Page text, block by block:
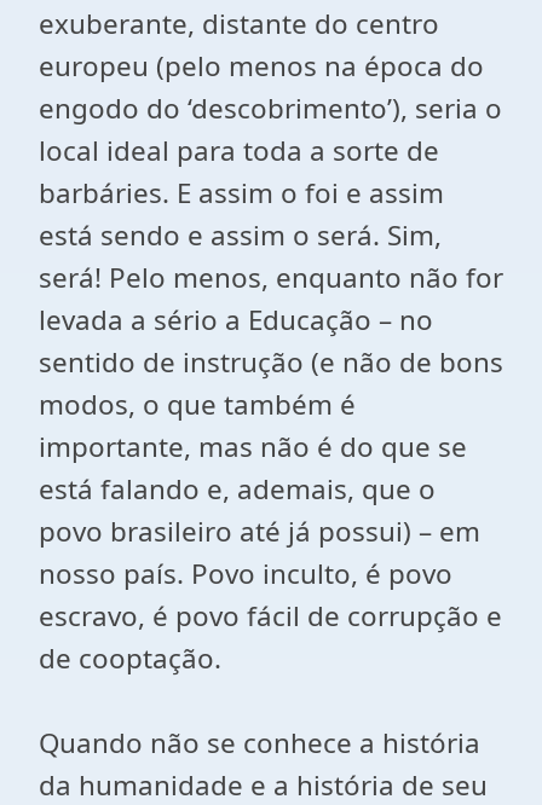
exuberante, distante do centro
europeu (pelo menos na época do
engodo do ‘descobrimento’), seria o
local ideal para toda a sorte de
barbáries. E assim o foi e assim
está sendo e assim o será. Sim,
será! Pelo menos, enquanto não for
levada a sério a Educação – no
sentido de instrução (e não de bons
modos, o que também é
importante, mas não é do que se
está falando e, ademais, que o
povo brasileiro até já possui) – em
nosso país. Povo inculto, é povo
escravo, é povo fácil de corrupção e
de cooptação.
Quando não se conhece a história
da humanidade e a história de seu